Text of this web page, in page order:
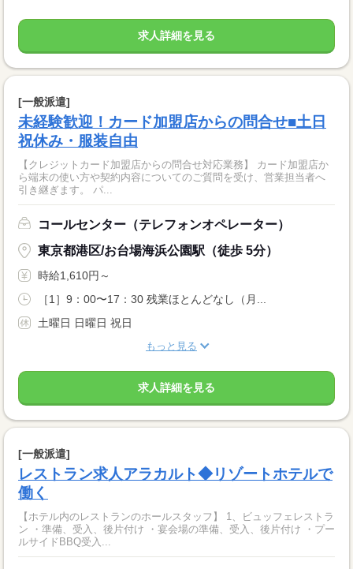
求人詳細を見る
[一般派遣]
未経験歓迎！カード加盟店からの問合せ■土日
祝休み・服装自由
【クレジットカード加盟店からの問合せ対応業務】 カード加盟店か
ら端末の使い方や契約内容についてのご質問を受け、営業担当者へ
引き継ぎます。 パ...
コールセンター（テレフォンオペレーター）
東京都港区/お台場海浜公園駅（徒歩 5分）
時給1,610円～
［1］9：00〜17：30 残業ほとんどなし（月...
土曜日 日曜日 祝日
もっと見る
求人詳細を見る
[一般派遣]
レストラン求人アラカルト◆リゾートホテルで
働く
【ホテル内のレストランのホールスタッフ】 1、ビュッフェレストラ
ン ・準備、受入、後片付け ・宴会場の準備、受入、後片付け ・プー
ルサイドBBQ受入...